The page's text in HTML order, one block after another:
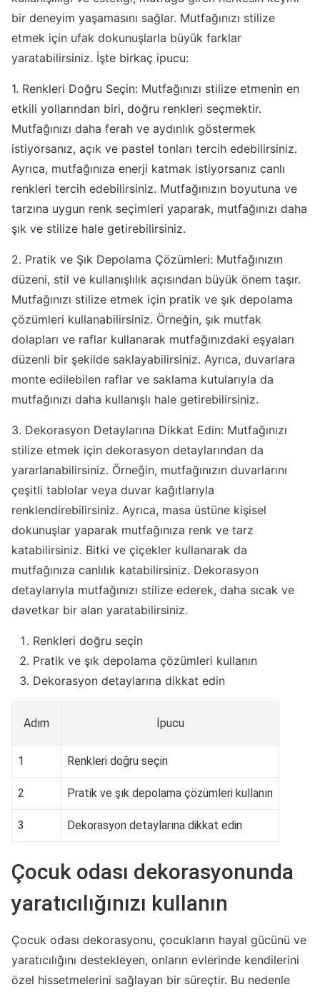
bir deneyim yaşamasını sağlar. Mutfağınızı stilize
etmek için ufak dokunuşlarla büyük farklar
yaratabilirsiniz. İşte birkaç ipucu:
1. Renkleri Doğru Seçin: Mutfağınızı stilize etmenin en
etkili yollarından biri, doğru renkleri seçmektir.
Mutfağınızı daha ferah ve aydınlık göstermek
istiyorsanız, açık ve pastel tonları tercih edebilirsiniz.
Ayrıca, mutfağınıza enerji katmak istiyorsanız canlı
renkleri tercih edebilirsiniz. Mutfağınızın boyutuna ve
tarzına uygun renk seçimleri yaparak, mutfağınızı daha
şık ve stilize hale getirebilirsiniz.
2. Pratik ve Şık Depolama Çözümleri: Mutfağınızın
düzeni, stil ve kullanışlılık açısından büyük önem taşır.
Mutfağınızı stilize etmek için pratik ve şık depolama
çözümleri kullanabilirsiniz. Örneğin, şık mutfak
dolapları ve raflar kullanarak mutfağınızdaki eşyaları
düzenli bir şekilde saklayabilirsiniz. Ayrıca, duvarlara
monte edilebilen raflar ve saklama kutularıyla da
mutfağınızı daha kullanışlı hale getirebilirsiniz.
3. Dekorasyon Detaylarına Dikkat Edin: Mutfağınızı
stilize etmek için dekorasyon detaylarından da
yararlanabilirsiniz. Örneğin, mutfağınızın duvarlarını
çeşitli tablolar veya duvar kağıtlarıyla
renklendirebilirsiniz. Ayrıca, masa üstüne kişisel
dokunuşlar yaparak mutfağınıza renk ve tarz
katabilirsiniz. Bitki ve çiçekler kullanarak da
mutfağınıza canlılık katabilirsiniz. Dekorasyon
detaylarıyla mutfağınızı stilize ederek, daha sıcak ve
davetkar bir alan yaratabilirsiniz.
Renkleri doğru seçin
Pratik ve şık depolama çözümleri kullanın
Dekorasyon detaylarına dikkat edin
Adım İpucu
1 Renkleri doğru seçin
2 Pratik ve şık depolama çözümleri kullanın
3 Dekorasyon detaylarına dikkat edin
Çocuk odası dekorasyonunda
yaratıcılığınızı kullanın
Çocuk odası dekorasyonu, çocukların hayal gücünü ve
yaratıcılığını destekleyen, onların evlerinde kendilerini
özel hissetmelerini sağlayan bir süreçtir. Bu nedenle